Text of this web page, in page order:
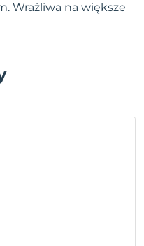
Wrażliwa na większe